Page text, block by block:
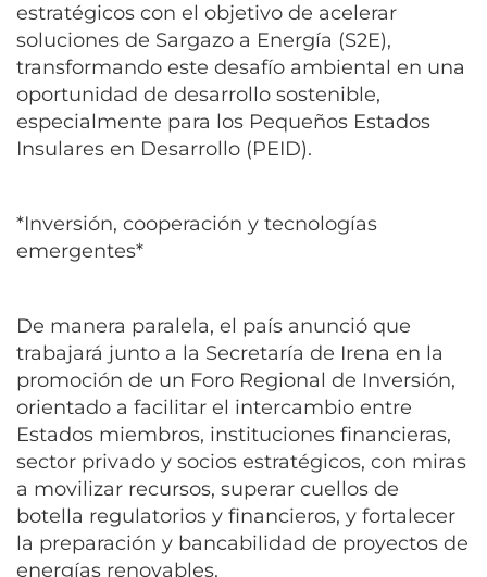
estratégicos con el objetivo de acelerar
soluciones de Sargazo a Energía (S2E),
transformando este desafío ambiental en una
oportunidad de desarrollo sostenible,
especialmente para los Pequeños Estados
Insulares en Desarrollo (PEID).
*Inversión, cooperación y tecnologías
emergentes*
De manera paralela, el país anunció que
trabajará junto a la Secretaría de Irena en la
promoción de un Foro Regional de Inversión,
orientado a facilitar el intercambio entre
Estados miembros, instituciones financieras,
sector privado y socios estratégicos, con miras
a movilizar recursos, superar cuellos de
botella regulatorios y financieros, y fortalecer
la preparación y bancabilidad de proyectos de
energías renovables.